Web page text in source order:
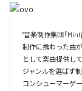
"音楽制作集団「
制作に携わった曲
として楽曲提供し
ジャンルを選ばず
コンシューマーゲ